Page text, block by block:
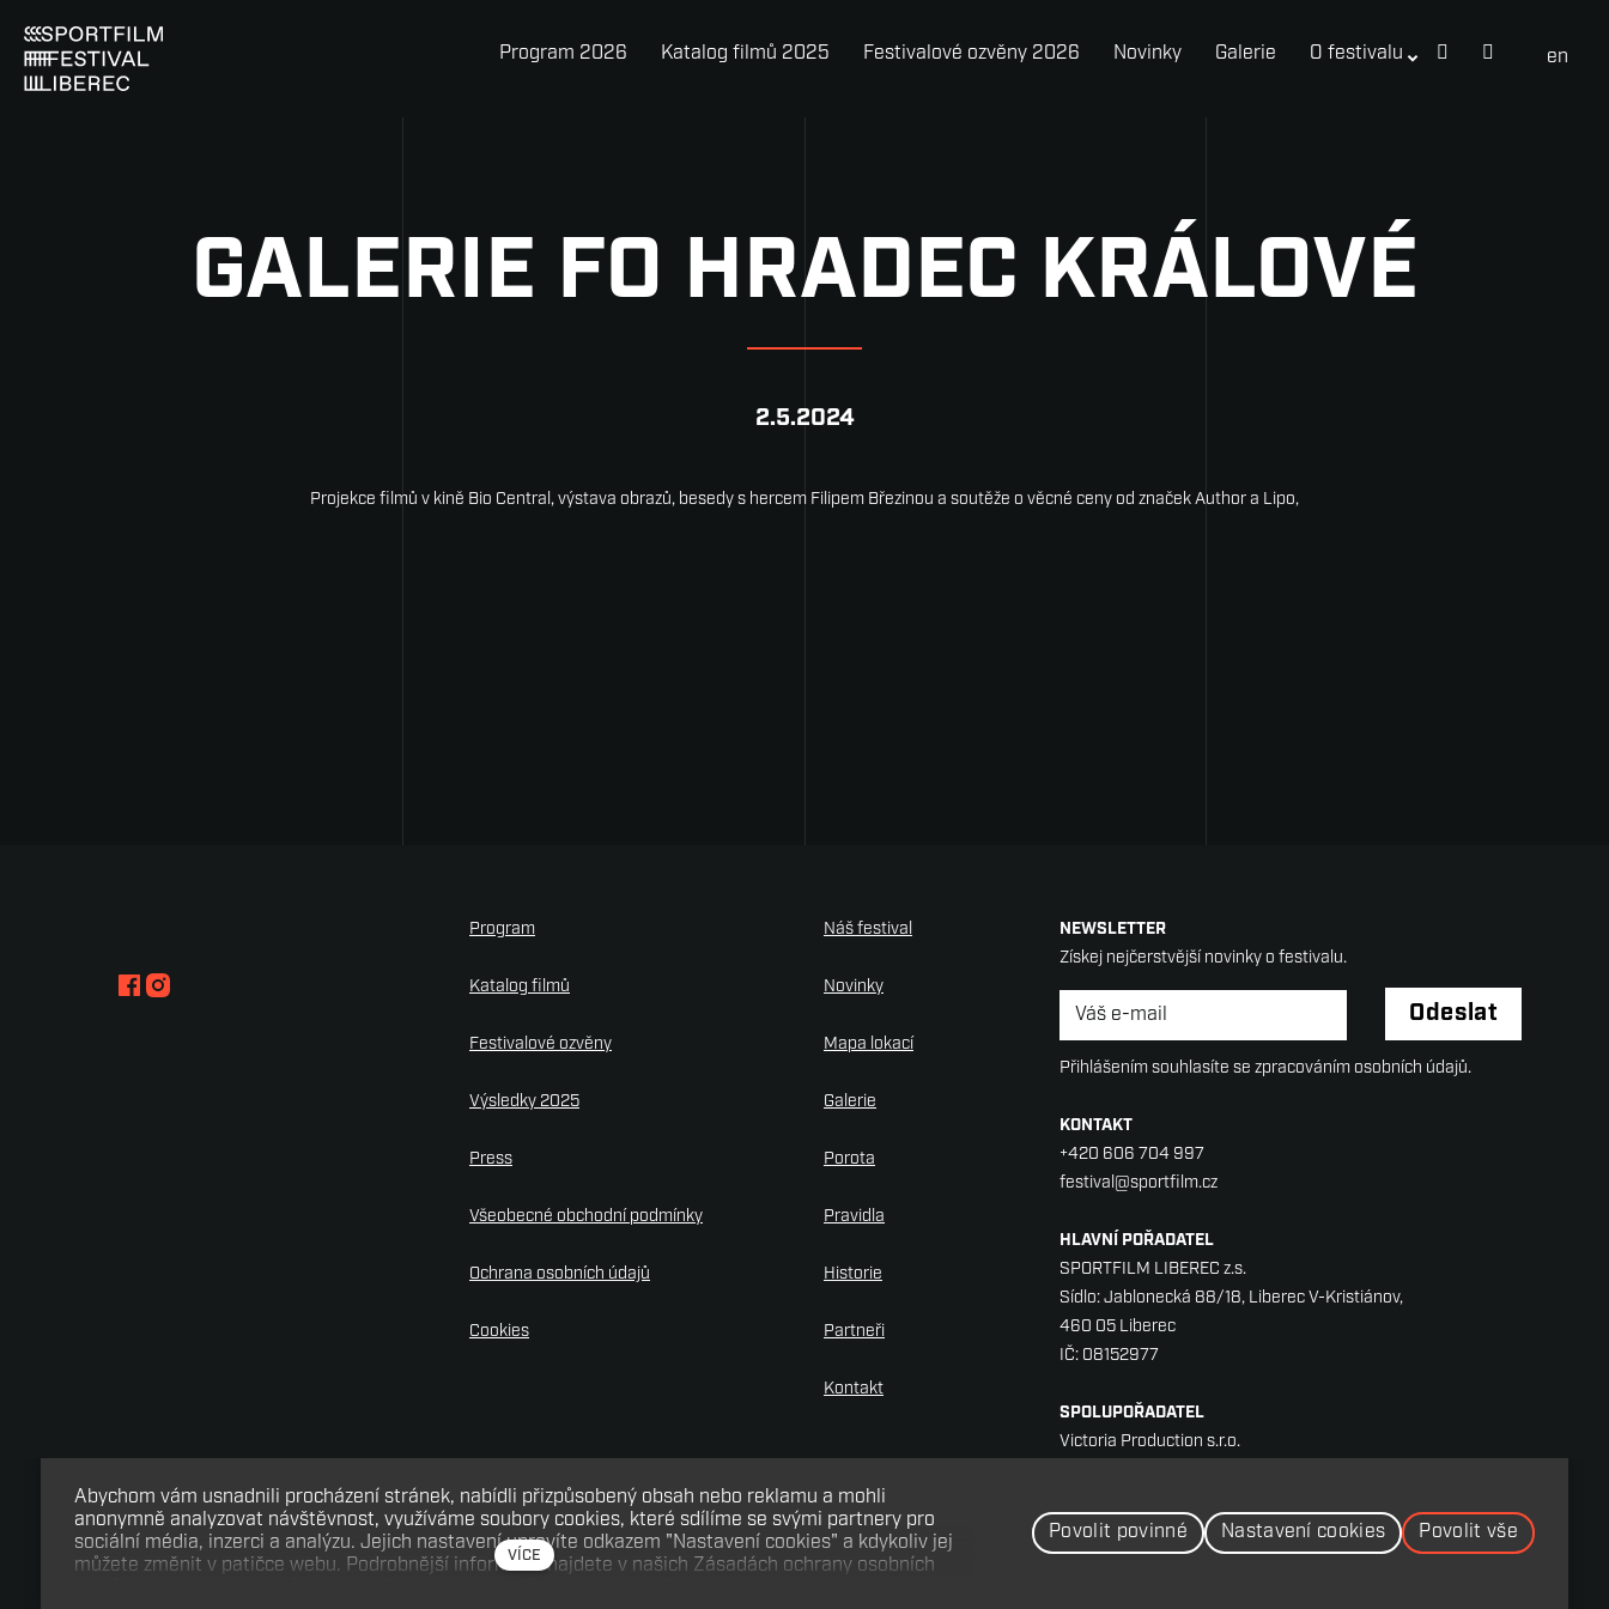
Program 2026 Katalog filmů 2025 Festivalové ozvěny 2026 Novinky Galerie O festivalu cs
en
GALERIE FO HRADEC KRÁLOVÉ
2.5.2024
Projekce filmů v kině Bio Central, výstava obrazů, besedy s hercem Filipem Březinou a soutěže o věcné ceny od značek Author a Lipo,
Program
Katalog filmů
Festivalové ozvěny
Výsledky 2025
Press
Všeobecné obchodní podmínky
Ochrana osobních údajů
Cookies
Náš festival
Novinky
Mapa lokací
Galerie
Porota
Pravidla
Historie
Partneři
Kontakt
NEWSLETTER
Získej nejčerstvější novinky o festivalu.
Newsletter * Odeslat
Přihlášením souhlasíte se zpracováním osobních údajů.
KONTAKT
+420 606 704 997
festival@sportfilm.cz
HLAVNÍ POŘADATEL
SPORTFILM LIBEREC z.s.
Sídlo: Jablonecká 88/18, Liberec V-Kristiánov,
460 05 Liberec
IČ: 08152977
SPOLUPOŘADATEL
Victoria Production s.r.o.
Tento web běží nasolidpixels.
Abychom vám usnadnili procházení stránek, nabídli přizpůsobený obsah nebo reklamu a mohli
anonymně analyzovat návštěvnost, využíváme soubory cookies, které sdílíme se svými partnery pro
sociální média, inzerci a analýzu. Jejich nastavení upravíte odkazem "Nastavení cookies" a kdykoliv jej
můžete změnit v patičce webu. Podrobnější informace najdete v našich Zásadách ochrany osobních
VÍCE
Povolit povinné Nastavení cookies Povolit vše